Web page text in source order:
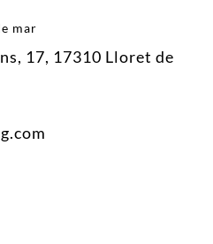
mar
17, 17310 Lloret de